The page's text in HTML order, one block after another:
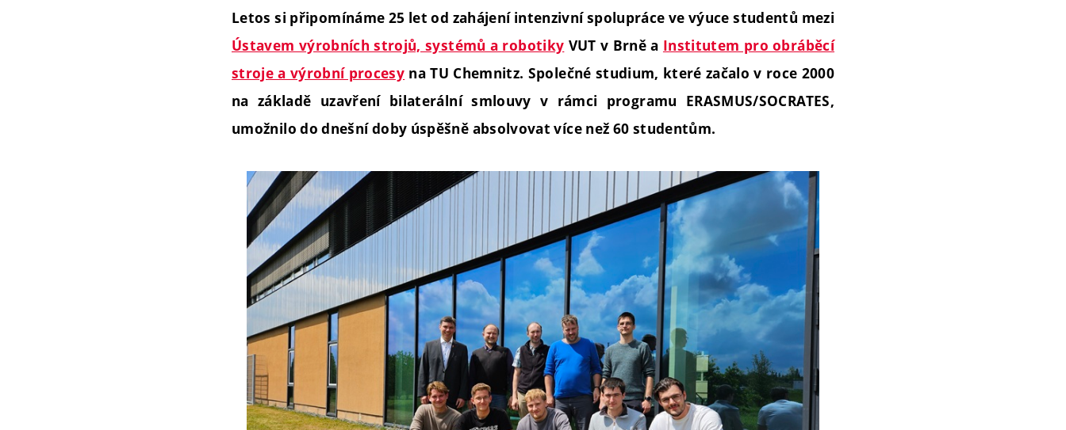
Letos si připomínáme 25 let od zahájení intenzivní spolupráce ve výuce studentů mezi
Ústavem výrobních strojů, systémů a robotiky VUT v Brně a Institutem pro obráběcí
stroje a výrobní procesy na TU Chemnitz. Společné studium, které začalo v roce 2000
na základě uzavření bilaterální smlouvy v rámci programu ERASMUS/SOCRATES,
umožnilo do dnešní doby úspěšně absolvovat více než 60 studentům.